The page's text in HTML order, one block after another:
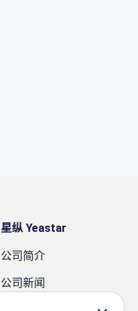
星纵 Yeastar
公司简介
公司新闻